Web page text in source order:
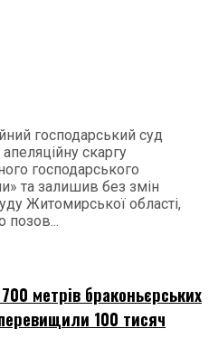
господарський суд
скаргу
господарського
та залишив без змін
Житомирської області,
позов...
метрів браконьєрських
100 тисяч